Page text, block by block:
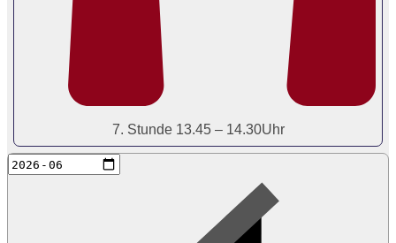
7. Stunde 13.45 – 14.30Uhr